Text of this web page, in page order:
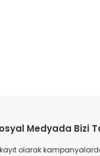
Medyada Bizi
olarak